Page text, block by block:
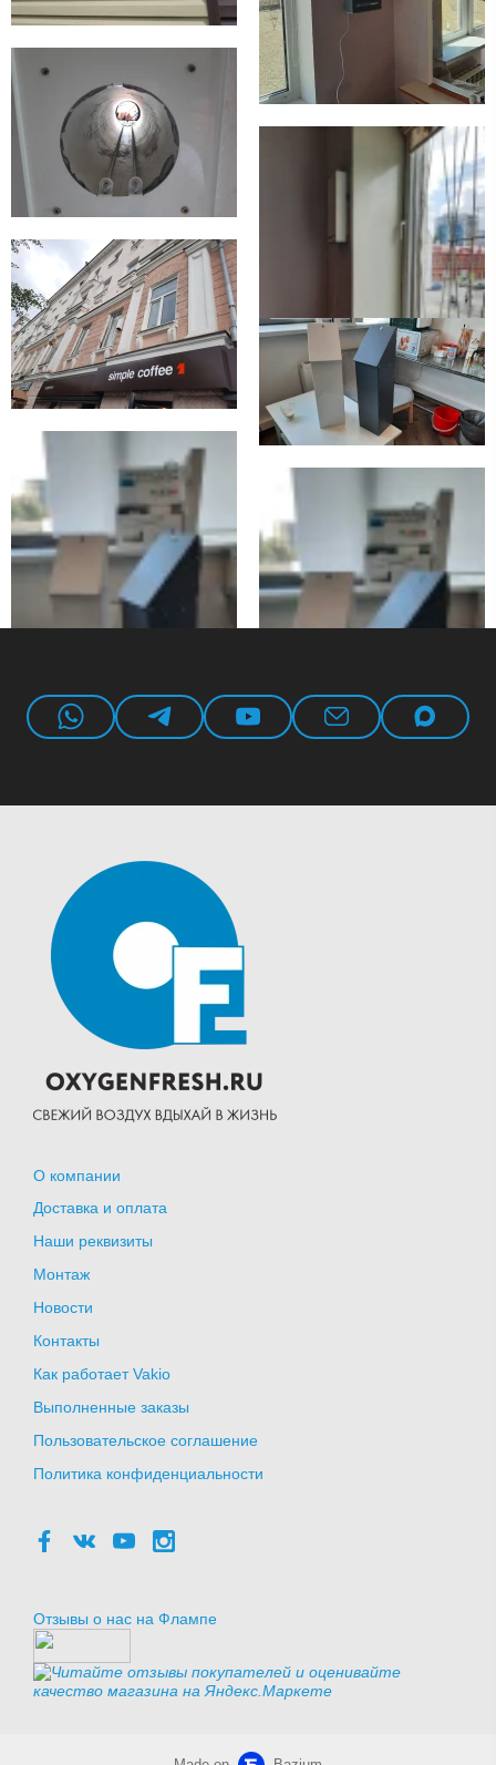
О компании
Доставка и оплата
Наши реквизиты
Монтаж
Новости
Контакты
Как работает Vakio
Выполненные заказы
Пользовательское соглашение
Политика конфиденциальности
Отзывы о нас на Флампе